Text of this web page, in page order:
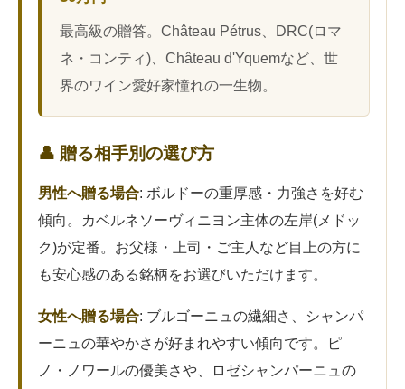
最高級の贈答。Château Pétrus、DRC(ロマ
ネ・コンティ)、Château d'Yquemなど、世
界のワイン愛好家憧れの一生物。
👤 贈る相手別の選び方
男性へ贈る場合: ボルドーの重厚感・力強さを好む
傾向。カベルネソーヴィニヨン主体の左岸(メドッ
ク)が定番。お父様・上司・ご主人など目上の方に
も安心感のある銘柄をお選びいただけます。
女性へ贈る場合: ブルゴーニュの繊細さ、シャンパ
ーニュの華やかさが好まれやすい傾向です。ピ
ノ・ノワールの優美さや、ロゼシャンパーニュの